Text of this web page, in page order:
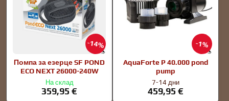
14%
Помпа за езерце SF POND
ECO NEXT 26000-240W
На склад
359,95 €
1%
AquaForte P 40.000 pond
pump
7-14 дни
459,95 €